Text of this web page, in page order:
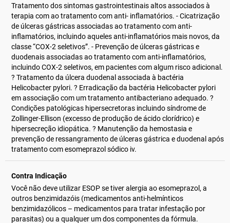
Tratamento dos sintomas gastrointestinais altos associados à
terapia com ao tratamento com anti- inflamatórios. - Cicatrização
de úlceras gástricas associadas ao tratamento com anti-
inflamatórios, incluindo aqueles anti-inflamatórios mais novos, da
classe “COX-2 seletivos”. - Prevenção de úlceras gástricas e
duodenais associadas ao tratamento com anti-inflamatórios,
incluindo COX-2 seletivos, em pacientes com algum risco adicional.
? Tratamento da úlcera duodenal associada à bactéria
Helicobacter pylori. ? Erradicação da bactéria Helicobacter pylori
em associação com um tratamento antibacteriano adequado. ?
Condições patológicas hipersecretoras incluindo síndrome de
Zollinger-Ellison (excesso de produção de ácido clorídrico) e
hipersecreção idiopática. ? Manutenção da hemostasia e
prevenção de ressangramento de úlceras gástrica e duodenal após
tratamento com esomeprazol sódico iv.
Contra Indicação
Você não deve utilizar ESOP se tiver alergia ao esomeprazol, a
outros benzimidazóis (medicamentos anti-helmínticos
benzimidazólicos – medicamentos para tratar infestação por
parasitas) ou a qualquer um dos componentes da fórmula.